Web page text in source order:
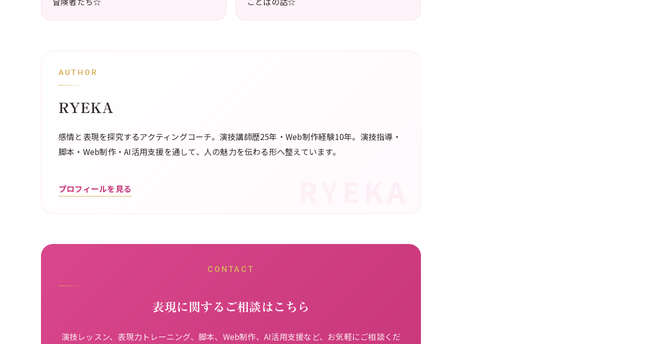
AUTHOR
RYEKA
感情と表現を探究するアクティングコーチ。演技講師歴25年・Web制作経験10年。演技指導・
脚本・Web制作・AI活用支援を通して、人の魅力を伝わる形へ整えています。
プロフィールを見る
CONTACT
表現に関するご相談はこちら
演技レッスン、表現力トレーニング、脚本、Web制作、AI活用支援など、お気軽にご相談くだ